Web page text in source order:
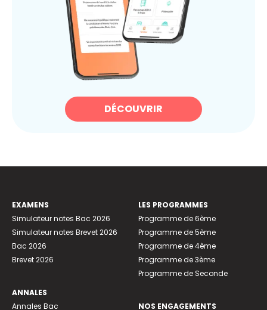
DÉCOUVRIR
EXAMENS
Simulateur notes Bac 2026
Simulateur notes Brevet 2026
Bac 2026
Brevet 2026
ANNALES
Annales Bac
LES PROGRAMMES
Programme de 6ème
Programme de 5ème
Programme de 4ème
Programme de 3ème
Programme de Seconde
NOS ENGAGEMENTS